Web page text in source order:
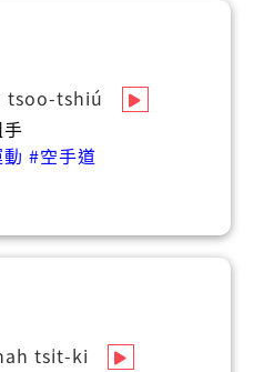
tsoo-tshiú
#空手道
tsi̍t-ki